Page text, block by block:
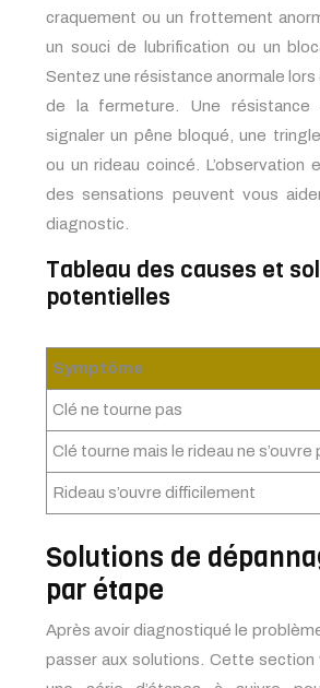
craquement ou un frottement
un souci de lubrification ou un
Sentez une résistance anormale lors
de la fermeture. Une résistance
signaler un pêne bloqué, une
ou un rideau coincé. L’observation
des sensations peuvent vous
diagnostic.
Tableau des causes et
potentielles
Symptôme
Clé ne tourne pas
Clé tourne mais le rideau ne s’ouvre
Rideau s’ouvre difficilement
Solutions de
par étape
Après avoir diagnostiqué le
passer aux solutions. Cette section